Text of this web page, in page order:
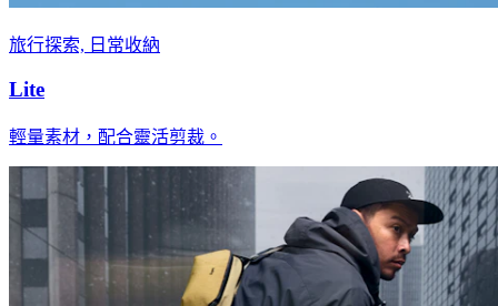
旅行探索, 日常收納
Lite
輕量素材，配合靈活剪裁。